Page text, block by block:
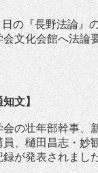
の『長野法論』
文化会館へ法論
文】
会の壮年部幹事、
、樋田昌志・妙
が発表されまし